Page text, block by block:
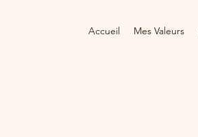
Accueil Mes Valeurs